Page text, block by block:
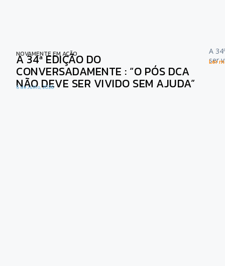
NOVAMENTE EM AÇÃO
A 34ª EDIÇÃO DO
CONVERSADAMENTE : “O PÓS DCA
NÃO DEVE SER VIVIDO SEM AJUDA”
6 de Julho, 2026
A
ser
Ler